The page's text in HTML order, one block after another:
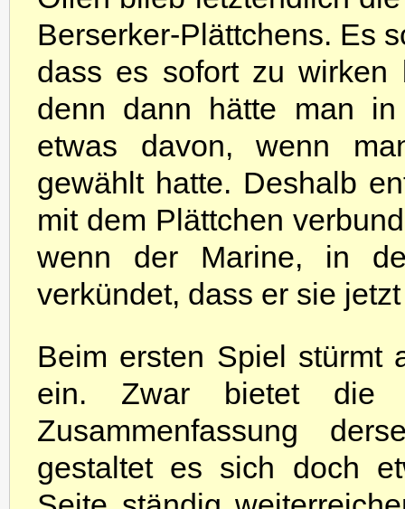
Berserker-Plättchens. Es
dass es sofort zu wirken
denn dann hätte man
etwas davon, wenn
gewählt hatte. Deshalb
mit dem Plättchen
wenn der Marine, in
verkündet, dass er sie
Beim ersten Spiel stürmt
ein. Zwar bietet die
Zusammenfassung
gestaltet es sich doch